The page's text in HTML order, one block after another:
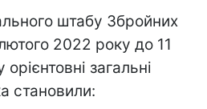
штабу Збройних
2022 року до 11
загальні
становили: